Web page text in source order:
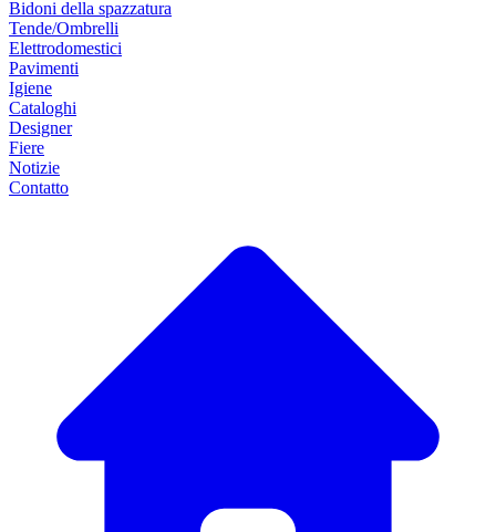
Bidoni della spazzatura
Tende/Ombrelli
Elettrodomestici
Pavimenti
Igiene
Cataloghi
Designer
Fiere
Notizie
Contatto